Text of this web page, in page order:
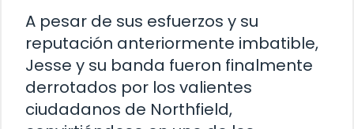
A pesar de sus esfuerzos y su
reputación anteriormente imbatible,
Jesse y su banda fueron finalmente
derrotados por los valientes
ciudadanos de Northfield,